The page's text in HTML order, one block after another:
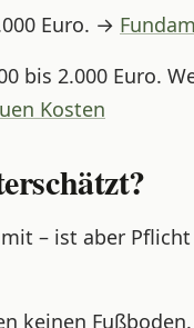
Euro. →
bis 2.000 Euro.
Kosten
– ist aber
keinen